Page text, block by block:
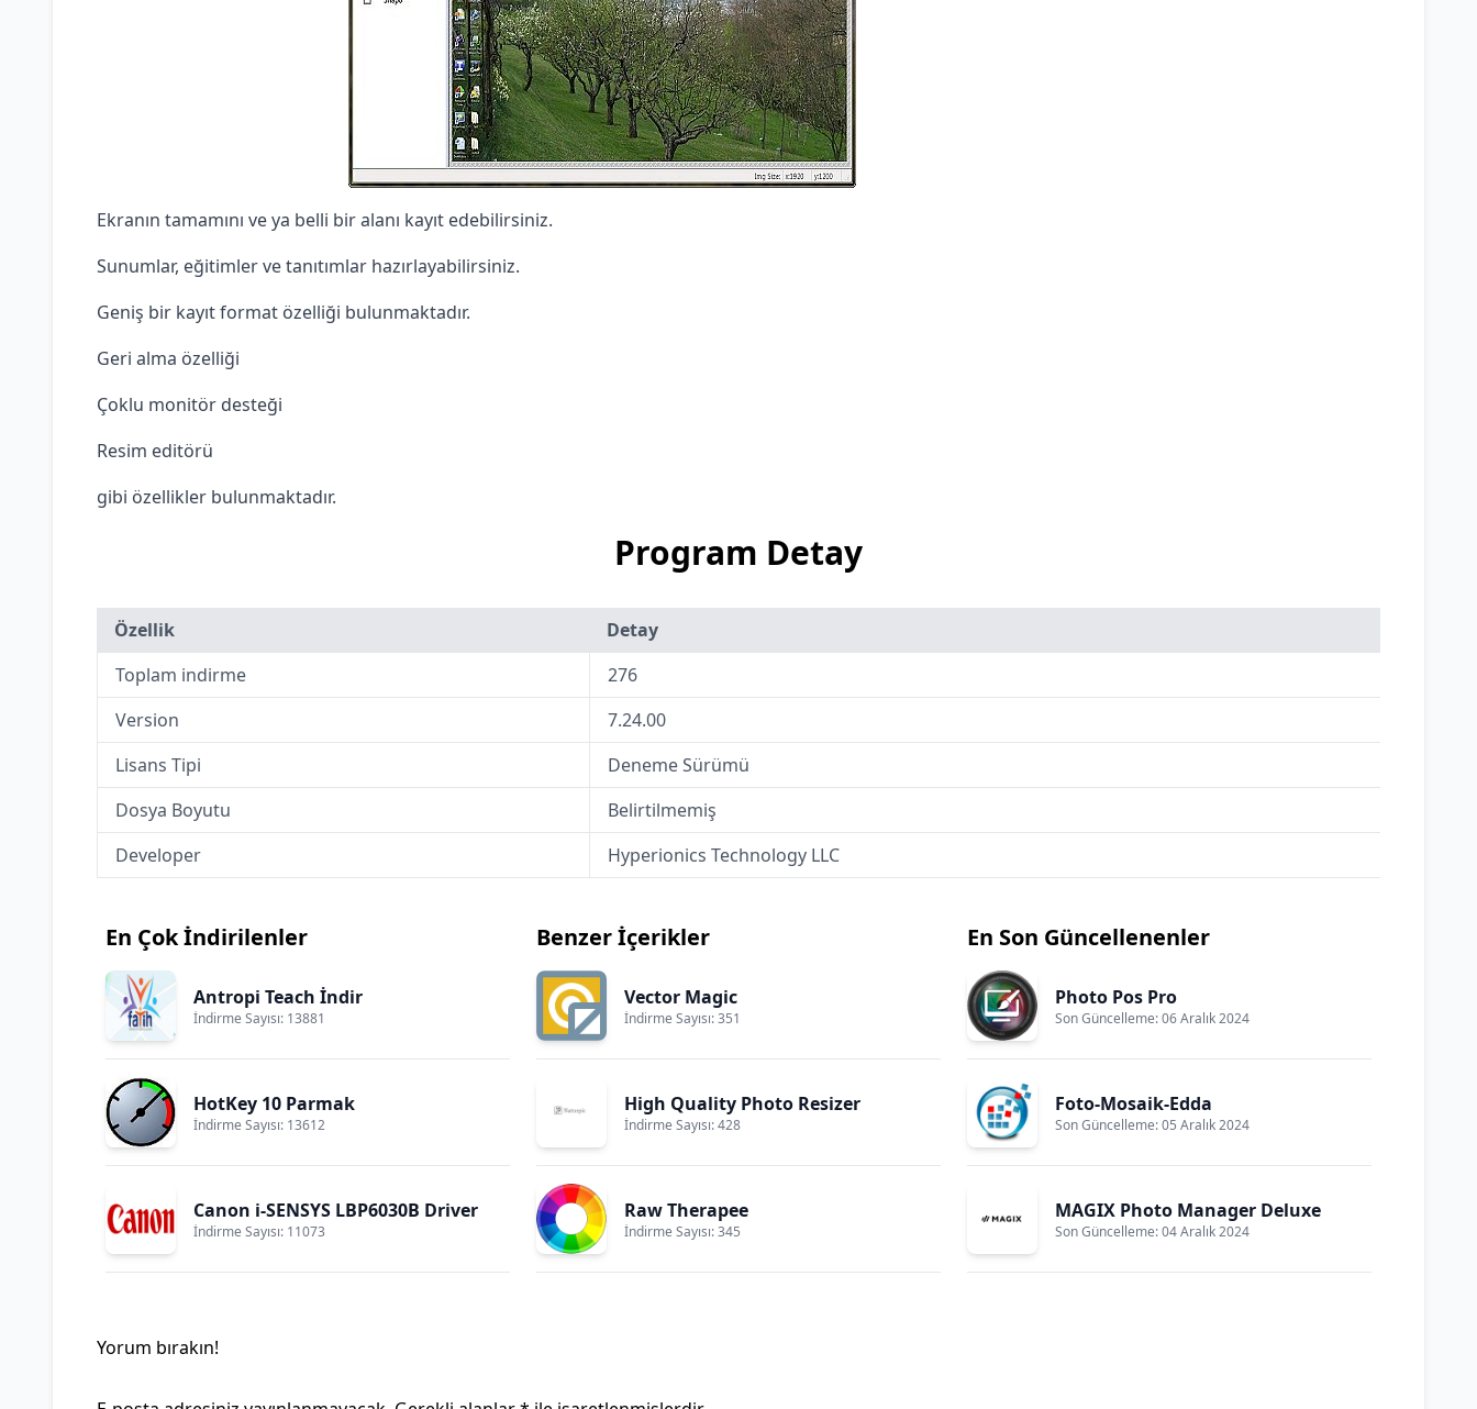
Ekranın tamamını ve ya belli bir alanı kayıt edebilirsiniz.
Sunumlar, eğitimler ve tanıtımlar hazırlayabilirsiniz.
Geniş bir kayıt format özelliği bulunmaktadır.
Geri alma özelliği
Çoklu monitör desteği
Resim editörü
gibi özellikler bulunmaktadır.
Program Detay
Özellik
Detay
Toplam indirme
276
Version
7.24.00
Lisans Tipi
Deneme Sürümü
Dosya Boyutu
Belirtilmemiş
Developer
Hyperionics Technology LLC
En Çok İndirilenler
Antropi Teach İndir
İndirme Sayısı: 13881
HotKey 10 Parmak
İndirme Sayısı: 13612
Canon i-SENSYS LBP6030B Driver
İndirme Sayısı: 11073
Benzer İçerikler
Vector Magic
İndirme Sayısı: 351
High Quality Photo Resizer
İndirme Sayısı: 428
Raw Therapee
İndirme Sayısı: 345
En Son Güncellenenler
Photo Pos Pro
Son Güncelleme: 06 Aralık 2024
Foto-Mosaik-Edda
Son Güncelleme: 05 Aralık 2024
MAGIX Photo Manager Deluxe
Son Güncelleme: 04 Aralık 2024
Yorum bırakın!